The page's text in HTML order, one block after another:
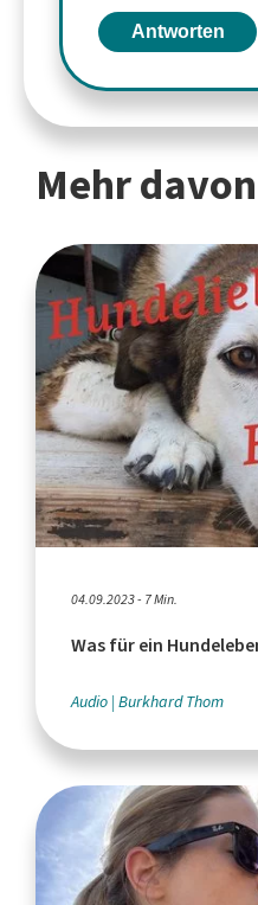
Antworten
Mehr davon
04.09.2023 - 7 Min.
Was für ein
Audio Burkhard Thom